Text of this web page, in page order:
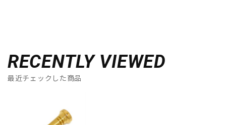
RECENTLY VIEWED
最近チェックした商品